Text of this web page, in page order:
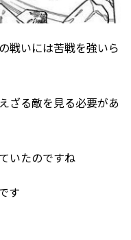
戦いには苦戦を強いら
ざる敵を見る必要があ
いたのですね
す